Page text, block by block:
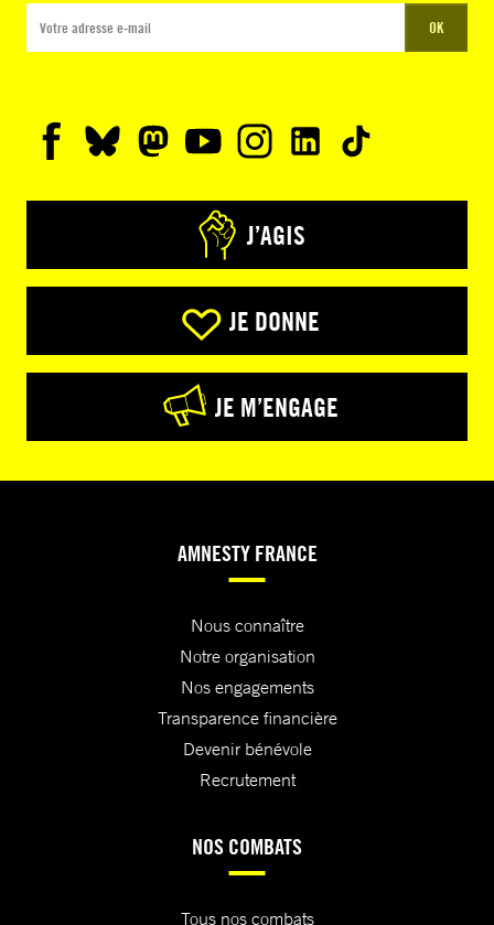
OK
J’AGIS
JE DONNE
JE M’ENGAGE
AMNESTY FRANCE
Nous connaître
Notre organisation
Nos engagements
Transparence financière
Devenir bénévole
Recrutement
NOS COMBATS
Tous nos combats